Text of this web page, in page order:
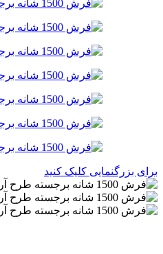
برای بزرگنمایی کلیک کنید